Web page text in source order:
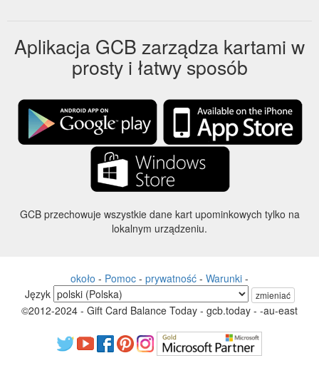
Aplikacja GCB zarządza kartami w
prosty i łatwy sposób
GCB przechowuje wszystkie dane kart upominkowych tylko na
lokalnym urządzeniu.
około - Pomoc - prywatność - Warunki -
Język
zmieniać
©2012-2024 - Gift Card Balance Today - gcb.today - -au-east